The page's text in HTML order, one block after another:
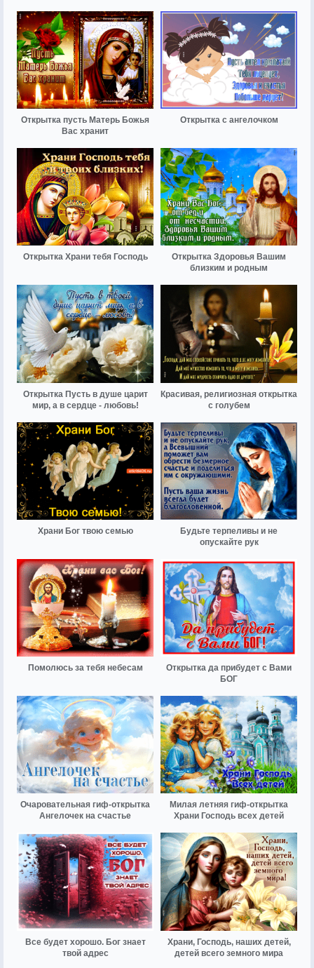
Открытка пусть Матерь Божья
Вас хранит
Открытка с ангелочком
Открытка Храни тебя Господь
Открытка Здоровья Вашим
близким и родным
Открытка Пусть в душе царит
мир, а в сердце - любовь!
Красивая, религиозная открытка
с голубем
Храни Бог твою семью
Будьте терпеливы и не
опускайте рук
Помолюсь за тебя небесам
Открытка да прибудет с Вами
БОГ
Очаровательная гиф-открытка
Ангелочек на счастье
Милая летняя гиф-открытка
Храни Господь всех детей
Все будет хорошо. Бог знает
твой адрес
Храни, Господь, наших детей,
детей всего земного мира